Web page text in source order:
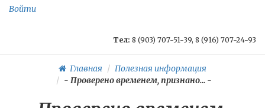
Войти
Тел: 8 (903) 707-51-39, 8 (916) 707-24-93
Главная
Полезная информация
- Проверено временем, признано... -